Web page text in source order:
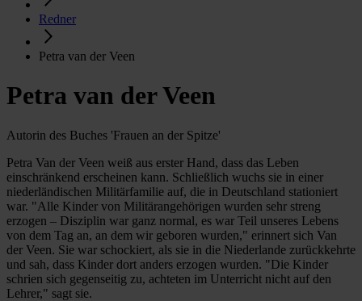
Redner
Petra van der Veen
Petra van der Veen
Autorin des Buches 'Frauen an der Spitze'
Petra Van der Veen weiß aus erster Hand, dass das Leben
einschränkend erscheinen kann. Schließlich wuchs sie in einer
niederländischen Militärfamilie auf, die in Deutschland stationiert
war. "Alle Kinder von Militärangehörigen wurden sehr streng
erzogen – Disziplin war ganz normal, es war Teil unseres Lebens
von dem Tag an, an dem wir geboren wurden," erinnert sich Van
der Veen. Sie war schockiert, als sie in die Niederlande zurückkehrte
und sah, dass Kinder dort anders erzogen wurden. "Die Kinder
schrien sich gegenseitig zu, achteten im Unterricht nicht auf den
Lehrer," sagt sie.